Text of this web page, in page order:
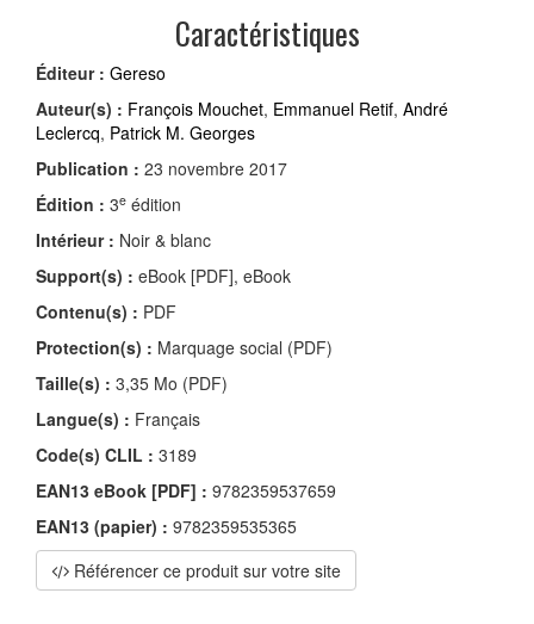
Caractéristiques
Éditeur : Gereso
Auteur(s) : François Mouchet, Emmanuel Retif, André
Leclercq, Patrick M. Georges
Publication : 23 novembre 2017
Édition : 3e édition
Intérieur : Noir & blanc
Support(s) : eBook [PDF], eBook
Contenu(s) : PDF
Protection(s) : Marquage social (PDF)
Taille(s) : 3,35 Mo (PDF)
Langue(s) : Français
Code(s) CLIL : 3189
EAN13 eBook [PDF] : 9782359537659
EAN13 (papier) : 9782359535365
Référencer ce produit sur votre site